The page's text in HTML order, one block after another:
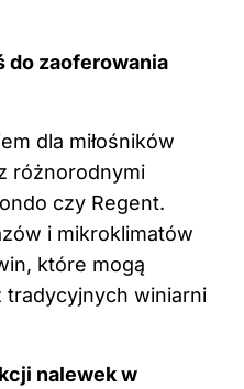
do zaoferowania
dla miłośników
różnorodnymi
czy Regent.
i mikroklimatów
które mogą
tradycyjnych winiarni
nalewek w